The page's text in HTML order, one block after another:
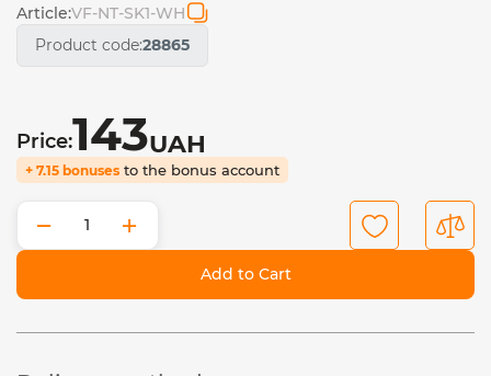
Article:VF-NT-SK1-WH
Product code:28865
Price:143UAH
+ 7.15 bonuses to the bonus account
− +
Add to Cart